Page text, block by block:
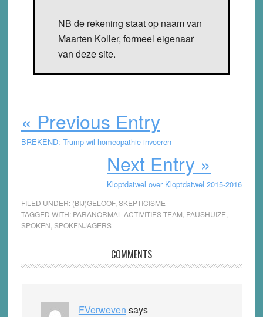
NB de rekening staat op naam van
Maarten Koller, formeel eigenaar
van deze site.
« Previous Entry
BREKEND: Trump wil homeopathie invoeren
Next Entry »
Kloptdatwel over Kloptdatwel 2015-2016
FILED UNDER: (BIJ)GELOOF, SKEPTICISME
TAGGED WITH: PARANORMAL ACTIVITIES TEAM PAUSHUIZE
SPOKEN SPOKENJAGERS
Interactions
COMMENTS
FVerweven says